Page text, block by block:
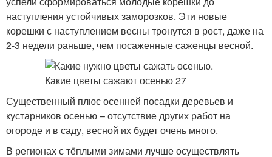
наступления устойчивых заморозков. Эти новые
корешки с наступлением весны тронутся в рост, даже на
2-3 недели раньше, чем посаженные саженцы весной.
Существенный плюс осенней посадки деревьев и
кустарников осенью – отсутствие других работ на
огороде и в саду, весной их будет очень много.
В регионах с тёплыми зимами лучше осуществлять